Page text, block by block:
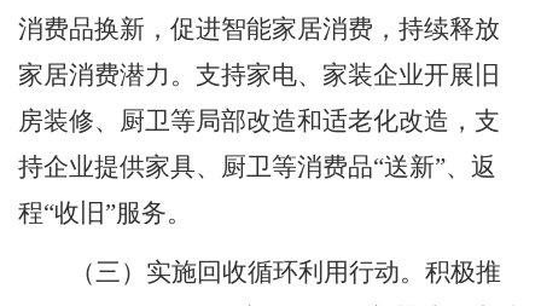
消费品换新，促进智能家居消费，持续释放
家居消费潜力。支持家电、家装企业开展旧
房装修、厨卫等局部改造和适老化改造，支
持企业提供家具、厨卫等消费品“送新”、返
程“收旧 ”服务。
（三）实施回收循环利用行动。 积极推